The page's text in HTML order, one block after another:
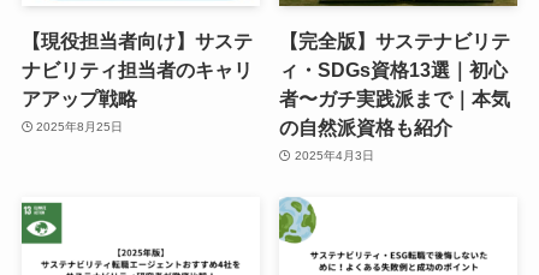
【現役担当者向け】サステ
ナビリティ担当者のキャリ
アアップ戦略
2025年8月25日
【完全版】サステナビリテ
ィ・SDGs資格13選｜初心
者〜ガチ実践派まで｜本気
の自然派資格も紹介
2025年4月3日